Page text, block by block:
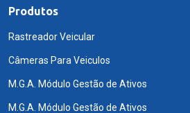
Produtos
Rastreador Veicular
Câmeras Para Veiculos
M.G.A. Módulo Gestão de Ativos
M.G.A. Módulo Gestão de Ativos